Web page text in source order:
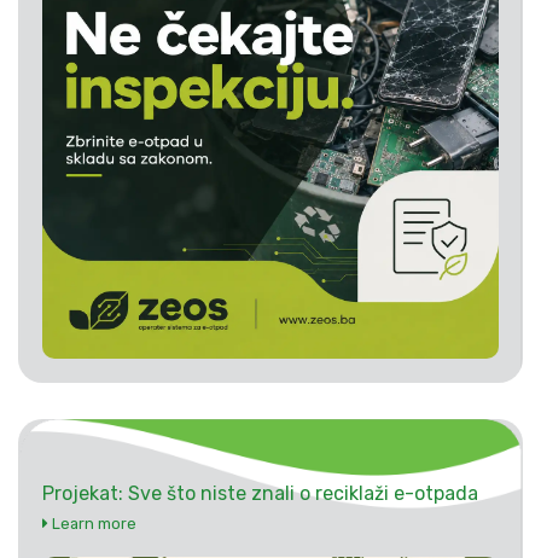
Projekat: Sve što niste znali o reciklaži e-otpada
Learn more